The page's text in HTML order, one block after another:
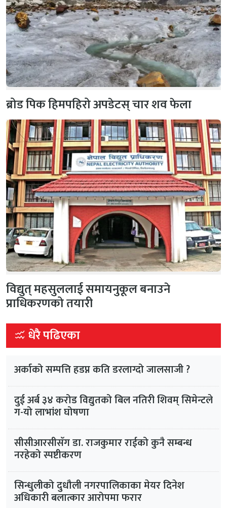
ब्रोड पिक हिमपहिरो अपडेटस् चार शव फेला
विद्युत् महसुललाई समायनुकूल बनाउने
प्राधिकरणको तयारी
धेरै पढिएका
अर्काको सम्पत्ति हडप्न कति डरलाग्दो जालसाजी ?
दुई अर्ब ३४ करोड विद्युतको बिल नतिरी शिवम् सिमेन्टले
ग-यो लाभांश घोषणा
सीसीआरसीसँग डा. राजकुमार राईको कुनै सम्बन्ध
नरहेको स्पष्टीकरण
सिन्धुलीको दुधौली नगरपालिकाका मेयर दिनेश
अधिकारी बलात्कार आरोपमा फरार